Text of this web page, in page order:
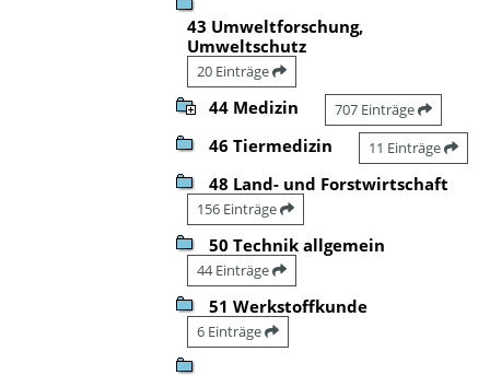
43 Umweltforschung,
Umweltschutz
20 Einträge
44 Medizin 707 Einträge
46 Tiermedizin 11 Einträge
48 Land- und Forstwirtschaft
156 Einträge
50 Technik allgemein
44 Einträge
51 Werkstoffkunde
6 Einträge